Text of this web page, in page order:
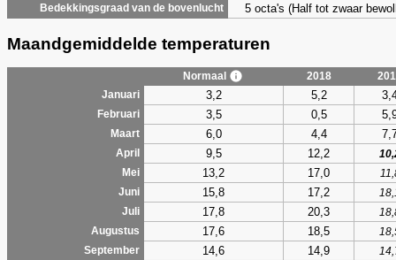
Bedekkingsgraad van de bovenlucht 5 octa's (Half tot zwaar
Maandgemiddelde temperaturen
Normaal 2018
Januari
3,2 5,2
Februari 3,5 0,5
Maart 6,0 4,4
April 9,5 12,2
Mei
13,2 17,0
Juni
15,8 17,2
Juli
17,8 20,3
Augustus
17,6 18,5
September
14,6 14,9